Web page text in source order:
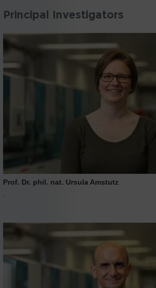
Principal Investigators
Prof. Dr. phil. nat. Ursula Amstutz